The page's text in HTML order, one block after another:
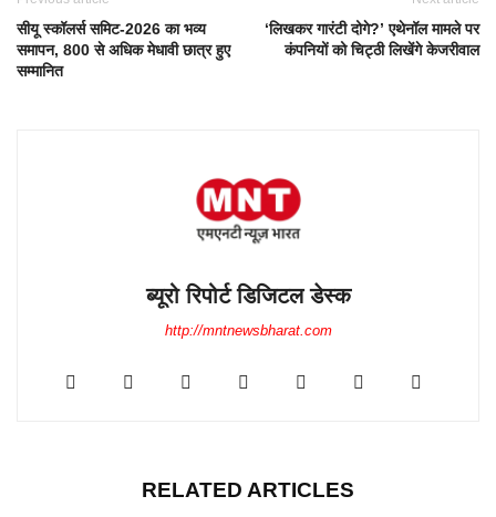
सीयू स्कॉलर्स समिट-2026 का भव्य
समापन, 800 से अधिक मेधावी छात्र हुए
सम्मानित
‘लिखकर गारंटी दोगे?’ एथेनॉल मामले पर
कंपनियों को चिट्ठी लिखेंगे केजरीवाल
ब्यूरो रिपोर्ट डिजिटल डेस्क
http://mntnewsbharat.com
RELATED ARTICLES